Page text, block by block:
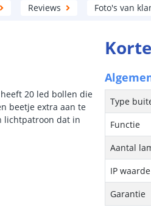
Reviews Foto's van
20 led bollen die
beetje extra aan te
lichtpatroon dat in
Type
Functie
Aantal
IP waarde
Garantie